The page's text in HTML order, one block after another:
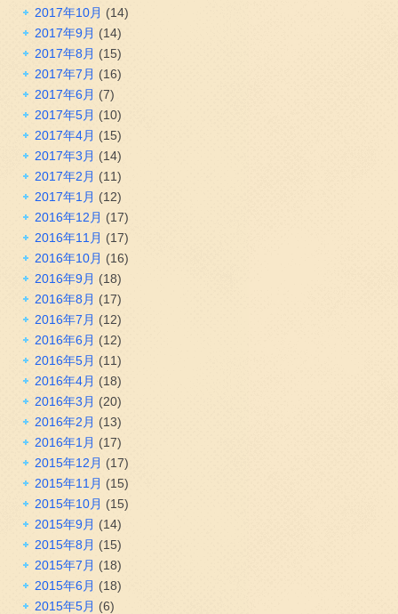
2017年10月 (14)
2017年9月 (14)
2017年8月 (15)
2017年7月 (16)
2017年6月 (7)
2017年5月 (10)
2017年4月 (15)
2017年3月 (14)
2017年2月 (11)
2017年1月 (12)
2016年12月 (17)
2016年11月 (17)
2016年10月 (16)
2016年9月 (18)
2016年8月 (17)
2016年7月 (12)
2016年6月 (12)
2016年5月 (11)
2016年4月 (18)
2016年3月 (20)
2016年2月 (13)
2016年1月 (17)
2015年12月 (17)
2015年11月 (15)
2015年10月 (15)
2015年9月 (14)
2015年8月 (15)
2015年7月 (18)
2015年6月 (18)
2015年5月 (6)